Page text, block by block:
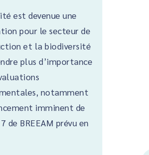
est devenue une
pour le secteur de
et la biodiversité
plus d’importance
notamment
imminent de
de BREEAM prévu en